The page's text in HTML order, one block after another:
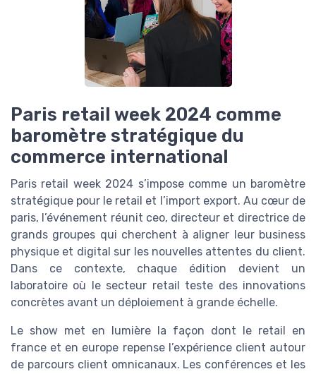
Paris retail week 2024 comme
baromètre stratégique du
commerce international
Paris retail week 2024 s’impose comme un baromètre
stratégique pour le retail et l’import export. Au cœur de
paris, l’événement réunit ceo, directeur et directrice de
grands groupes qui cherchent à aligner leur business
physique et digital sur les nouvelles attentes du client.
Dans ce contexte, chaque édition devient un
laboratoire où le secteur retail teste des innovations
concrètes avant un déploiement à grande échelle.
Le show met en lumière la façon dont le retail en
france et en europe repense l’expérience client autour
de parcours client omnicanaux. Les conférences et les